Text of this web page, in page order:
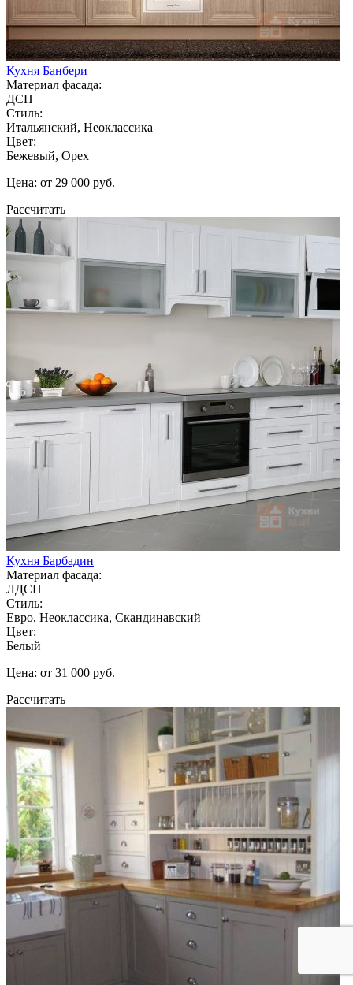
Кухня Банбери
Материал фасада:
ДСП
Стиль:
Итальянский, Неоклассика
Цвет:
Бежевый, Орех
Цена: от 29 000 руб.
Рассчитать
Кухня Барбадин
Материал фасада:
ЛДСП
Стиль:
Евро, Неоклассика, Скандинавский
Цвет:
Белый
Цена: от 31 000 руб.
Рассчитать